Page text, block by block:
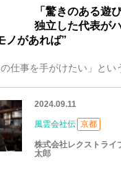
「驚きのある遊
独立した代表が
ノがあれば”
2024.09.11
風雲会社伝 京都
株式会社レクストライ
太郎